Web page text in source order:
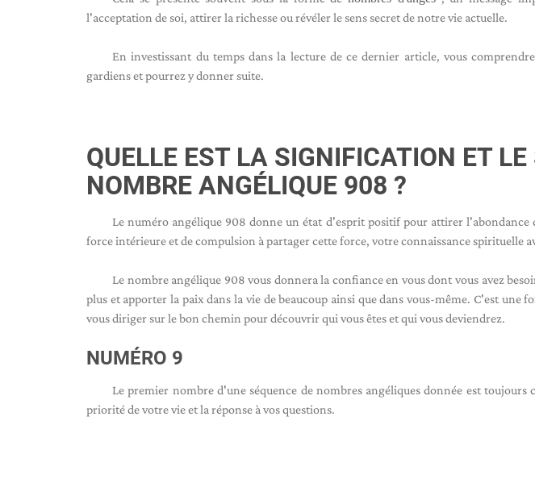
l'acceptation de soi, attirer la richesse ou révéler le sens secret de notre vie actuelle.
En investissant du temps dans la lecture de ce dernier article, vous
gardiens et pourrez y donner suite.
QUELLE EST LA SIGNIFICATION ET
NOMBRE ANGÉLIQUE 908 ?
Le numéro angélique 908 donne un état d'esprit positif pour attirer l'abondance
force intérieure et de compulsion à partager cette force, votre connaissance spirituelle
Le nombre angélique 908 vous donnera la confiance en vous dont vous avez
plus et apporter la paix dans la vie de beaucoup ainsi que dans vous-même. C'est une
vous diriger sur le bon chemin pour découvrir qui vous êtes et qui vous deviendrez.
NUMÉRO 9
Le premier nombre d'une séquence de nombres angéliques donnée est toujours
priorité de votre vie et la réponse à vos questions.